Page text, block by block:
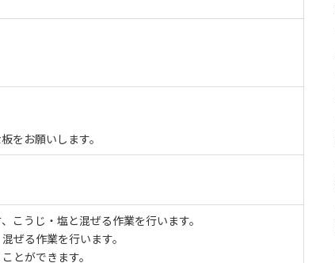
をお願いします。
こうじ・塩と混ぜる作業を行います。
ぜる作業を行います。
とができます。